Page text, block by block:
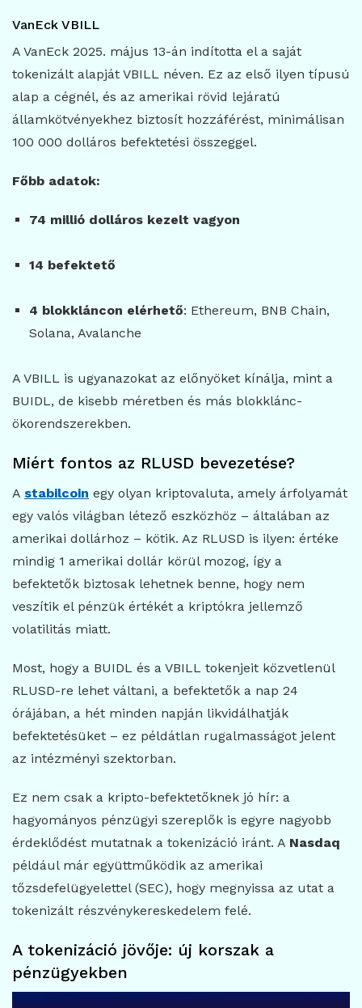
VanEck VBILL
A VanEck 2025. május 13-án indította el a saját
tokenizált alapját VBILL néven. Ez az első ilyen típusú
alap a cégnél, és az amerikai rövid lejáratú
államkötvényekhez biztosít hozzáférést, minimálisan
100 000 dolláros befektetési összeggel.
Főbb adatok:
74 millió dolláros kezelt vagyon
14 befektető
4 blokkláncon elérhető: Ethereum, BNB Chain,
Solana, Avalanche
A VBILL is ugyanazokat az előnyöket kínálja, mint a
BUIDL, de kisebb méretben és más blokklánc-
ökorendszerekben.
Miért fontos az RLUSD bevezetése?
A stabilcoin egy olyan kriptovaluta, amely árfolyamát
egy valós világban létező eszközhöz – általában az
amerikai dollárhoz – kötik. Az RLUSD is ilyen: értéke
mindig 1 amerikai dollár körül mozog, így a
befektetők biztosak lehetnek benne, hogy nem
veszítik el pénzük értékét a kriptókra jellemző
volatilitás miatt.
Most, hogy a BUIDL és a VBILL tokenjeit közvetlenül
RLUSD-re lehet váltani, a befektetők a nap 24
órájában, a hét minden napján likvidálhatják
befektetésüket – ez példátlan rugalmasságot jelent
az intézményi szektorban.
Ez nem csak a kripto-befektetőknek jó hír: a
hagyományos pénzügyi szereplők is egyre nagyobb
érdeklődést mutatnak a tokenizáció iránt. A Nasdaq
például már együttműködik az amerikai
tőzsdefelügyelettel (SEC), hogy megnyissa az utat a
tokenizált részvénykereskedelem felé.
A tokenizáció jövője: új korszak a
pénzügyekben